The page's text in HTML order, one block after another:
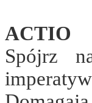
ACTIO
Spójrz